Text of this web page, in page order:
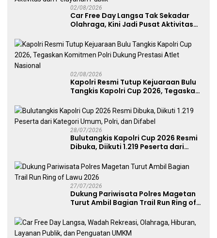
02/08/2026
Car Free Day Langsa Tak Sekadar
Olahraga, Kini Jadi Pusat Aktivitas
02/08/2026
Kapolri Resmi Tutup Kejuaraan Bulu
Tangkis Kapolri Cup 2026, Tegaskan
Atlet Nasional
28/07/2026
Bulutangkis Kapolri Cup 2026 Resmi
Dibuka, Diikuti 1.219 Peserta dari
27/07/2026
Dukung Pariwisata Polres Magetan
Turut Ambil Bagian Trail Run Ring of